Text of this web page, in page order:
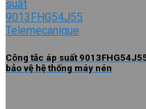
Công tắc áp suất
bảo vệ hệ thống máy nén